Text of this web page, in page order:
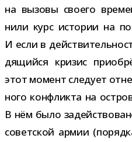
на вызовы сво­его
нили курс исто­рии на
И если в
дя­щийся кри­зис
этот момент сле­дует
ного кон­фликта на
В нём было
совет­ской армии